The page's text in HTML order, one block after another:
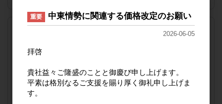
JANコード
販売価格
（単価 × 入数）
会員のみ公開
重要 中東情勢に関連する価格改定のお願い
2026-06-05
拝啓
貴社益々ご隆盛のことと御慶び申し上げます。
平素は格別なるご支援を賜り厚く御礼申し上げま
す。